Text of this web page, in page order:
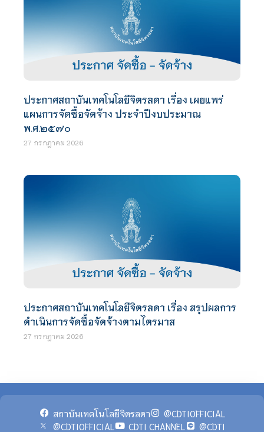
ประกาศสถาบันเทคโนโลยีจิตรลดา เรื่อง เผยแพร่
แผนการจัดซื้อจัดจ้าง ประจำปีงบประมาณ
พ.ศ.๒๕๗๐
27 กรกฎาคม 2026
ประกาศสถาบันเทคโนโลยีจิตรลดา เรื่อง สรุปผลการ
ดำเนินการจัดซื้อจัดจ้างตามไตรมาส
27 กรกฎาคม 2026
สถาบันเทคโนโลยีจิตรลดา
@CDTIOFFICIAL
@CDTIOFFICIAL
CDTI CHANNEL @CDTI